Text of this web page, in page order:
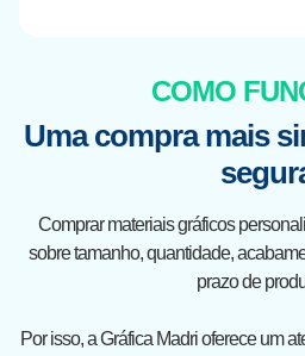
COMO
Uma compra mais
Comprar materiais gráficos
sobre tamanho, quantidade,
prazo de
Por isso, a Gráfica Madri oferece um